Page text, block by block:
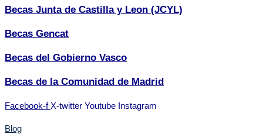
Becas Junta de Castilla y Leon (JCYL)
Becas Gencat
Becas del Gobierno Vasco
Becas de la Comunidad de Madrid
Facebook-f X-twitter Youtube Instagram
Blog